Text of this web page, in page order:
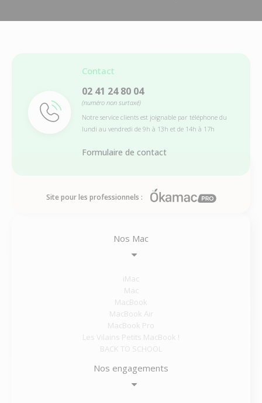
Contact
02 41 24 80 04
(numéro non surtaxé)
Notre service clients est joignable par téléphone du
lundi au vendredi de 9h à 13h et de 14h à 17h
Formulaire de contact
Site pour les professionnels :
Nos Mac
iMac
Mac
MacBook
MacBook Air
MacBook Pro
Les Vilains Petits MacBook !
BACK TO SCHOOL
Nos engagements